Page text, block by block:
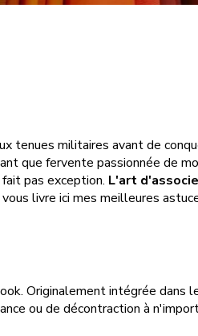
militaires avant de
que fervente passionnée de
pas exception. L'art
vous livre ici mes meilleures
Originalement intégrée dans
ou de décontraction à